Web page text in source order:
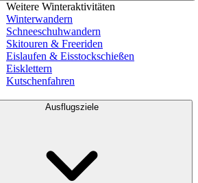
Weitere Winteraktivitäten
Winterwandern
Schneeschuhwandern
Skitouren & Freeriden
Eislaufen & Eisstockschießen
Eisklettern
Kutschenfahren
Ausflugsziele